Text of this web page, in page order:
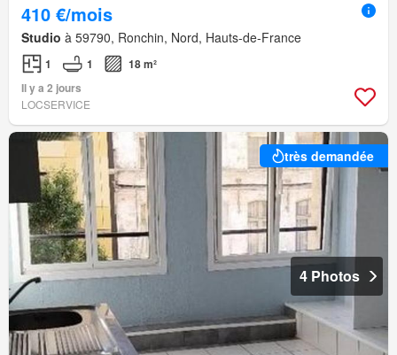
410 €/mois
Studio à 59790, Ronchin, Nord, Hauts-de-France
1 1
18 m²
Il y a 2 jours
LOCSERVICE
très demandée
4 Photos